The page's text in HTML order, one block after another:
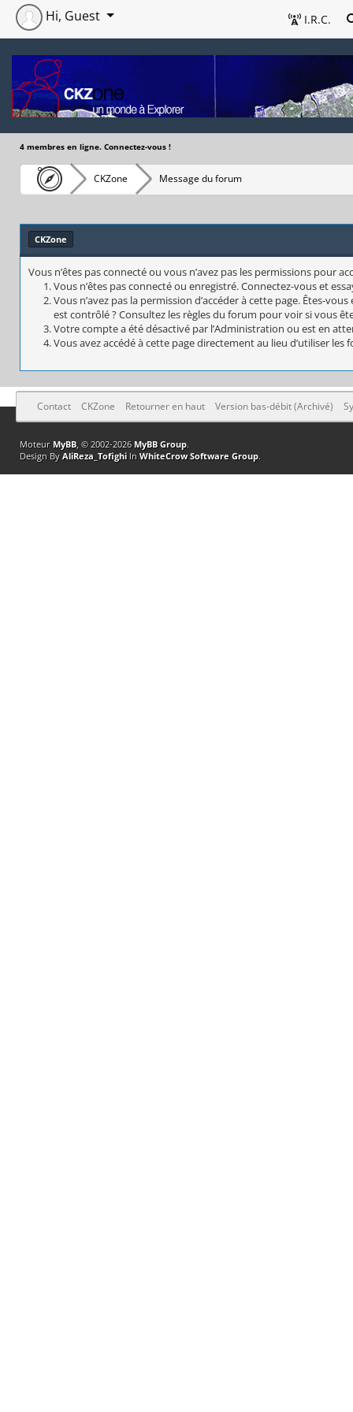
I.R.C.
Hi, Guest
4 membres en ligne. Connectez-vous !
CKZone Message du forum
CKZone
Vous n’êtes pas connecté ou vous n’avez pas les permissions pour
Vous n’êtes pas connecté ou enregistré. Connectez-vous et
Vous n’avez pas la permission d’accéder à cette page. Êtes-
est contrôlé ? Consultez les règles du forum pour voir si vous
Votre compte a été désactivé par l’Administration ou est en
Vous avez accédé à cette page directement au lieu d’utiliser
Contact CKZone Retourner en haut Version bas-débit (Archivé)
Moteur MyBB, © 2002-2026 MyBB Group.
Design By AliReza_TofighiIn WhiteCrow Software Group.